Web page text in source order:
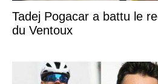
Tadej Pogacar a battu le
du Ventoux